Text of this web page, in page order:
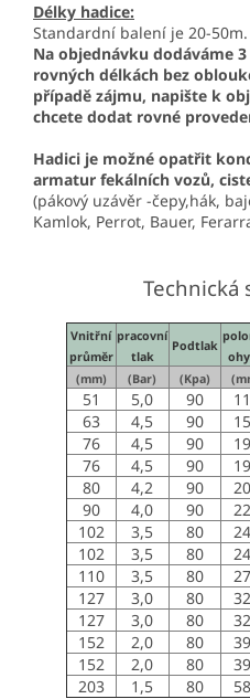
Délky hadice:
Standardní balení je 20-50m.
Na objednávku dodáváme
rovných délkách bez
případě zájmu, napište k
chcete dodat rovné
Hadici je možné opatřit
armatur fekálních vozů,
(pákový uzávěr -čepy,hák,
Kamlok, Perrot, Bauer,
Technická
Vnitřní
průměr
pracovní
tlak
Podtlak
(mm) (Bar) (Kpa)
51 5,0 90
63
4,5 90
76
4,5 90
76
4,5 90
80
4,2 90
90
4,0 90
102
3,5 80
102
3,5 80
110
3,5 80
127
3,0 80
127
3,0 80
152
2,0 80
152
2,0 80
203
1,5 80